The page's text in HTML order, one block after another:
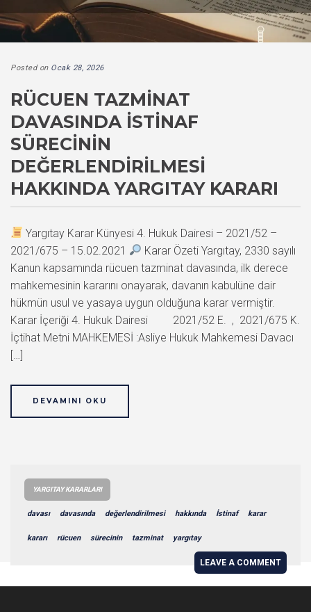
Posted on Ocak 28, 2026
RÜCUEN TAZMINAT
DAVASINDA İSTINAF
SÜRECININ
DEĞERLENDIRILMESI
HAKKINDA YARGITAY KARARI
Yargıtay Karar Künyesi 4. Hukuk Dairesi – 2021/52 –
2021/675 – 15.02.2021
Karar Özeti Yargıtay, 2330 sayılı
Kanun kapsamında rücuen tazminat davasında, ilk derece
mahkemesinin kararını onayarak, davanın kabulüne dair
hükmün usul ve yasaya uygun olduğuna karar vermiştir.
Karar İçeriği 4. Hukuk Dairesi 2021/52 E. , 2021/675 K.
İçtihat Metni MAHKEMESİ :Asliye Hukuk Mahkemesi Davacı
[…]
DEVAMINI OKU
YARGITAY KARARLARI
davası davasında değerlendirilmesi hakkında İstinaf karar
kararı rücuen sürecinin tazminat yargıtay
LEAVE A COMMENT